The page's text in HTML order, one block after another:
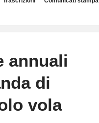
annuali
di
vola